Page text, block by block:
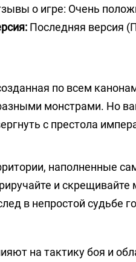
о игре: Очень
Последняя версия
по всем
монстрами. Но
с престола
наполненные
и
в непростой судьбе
на тактику боя и